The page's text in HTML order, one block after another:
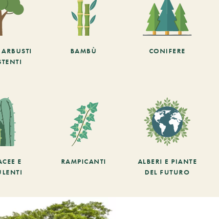
BAMBÙ CONIFERE
E
RAMPICANTI
ALBERI E PIANTE
DEL FUTURO